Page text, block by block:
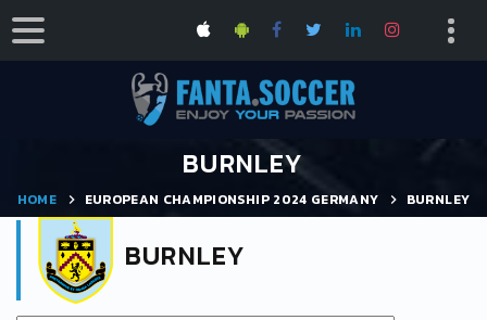
BURNLEY
HOME EUROPEAN CHAMPIONSHIP 2024 GERMANY BURNLEY
BURNLEY